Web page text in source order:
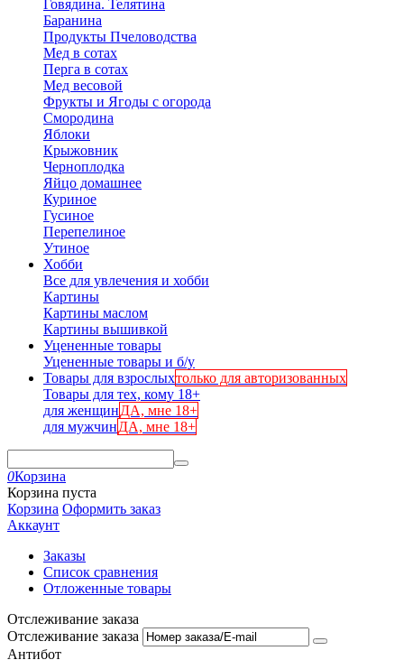
Говядина. Телятина
Баранина
Продукты Пчеловодства
Мед в сотах
Перга в сотах
Мед весовой
Фрукты и Ягоды с огорода
Смородина
Яблоки
Крыжовник
Черноплодка
Яйцо домашнее
Куриное
Гусиное
Перепелиное
Утиное
Хобби
Все для увлечения и хобби
Картины
Картины маслом
Картины вышивкой
Уцененные товары
Уцененные товары и б/у
Товары для взрослыхтолько для авторизованных
Товары для тех, кому 18+
для женщинДА, мне 18+
для мужчинДА, мне 18+
0Корзина
Корзина пуста
Корзина Оформить заказ
Аккаунт
Заказы
Список сравнения
Отложенные товары
Отслеживание заказа
Отслеживание заказа
Антибот